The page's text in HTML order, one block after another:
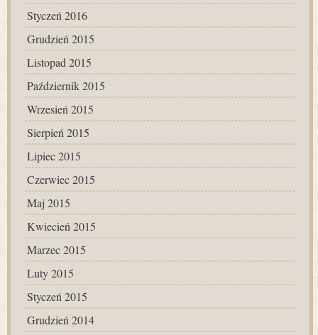
Styczeń 2016
Grudzień 2015
Listopad 2015
Październik 2015
Wrzesień 2015
Sierpień 2015
Lipiec 2015
Czerwiec 2015
Maj 2015
Kwiecień 2015
Marzec 2015
Luty 2015
Styczeń 2015
Grudzień 2014